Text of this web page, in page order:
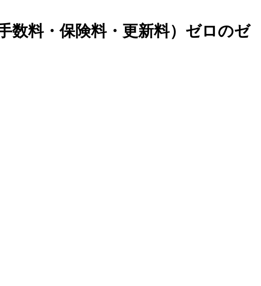
数料・保険料・更新料）ゼロのゼ